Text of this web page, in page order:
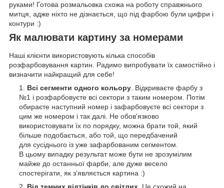
руками! Готова розмальовка схожа на роботу справжнього
митця, адже ніхто не дізнається, що під фарбою були цифри і
контури :)
Як малювати картину за номерами
Наші клієнти використовують кілька способів
розфарбовування картин. Радимо випробувати їх самостійно і
визначити найкращий для себе!
Всі сегменти одного кольору . Відкриваєте фарбу з
№1 і розфарбовуєте всі сектори з таким номером. Потім
обираєте наступний номер і зафарбовуєте всі сектори з
цим же номером і так далі. Не обов'язково
використовувати їх по порядку, можна брати той, який
більше подобається, або той, що передбачений
для сусіднього із уже зафарбованим сегментом.
В цьому випадку результат може бути не зрозумілим
майже до останньої фарби, але дуже весело
спостерігати, як з'являється картина :)